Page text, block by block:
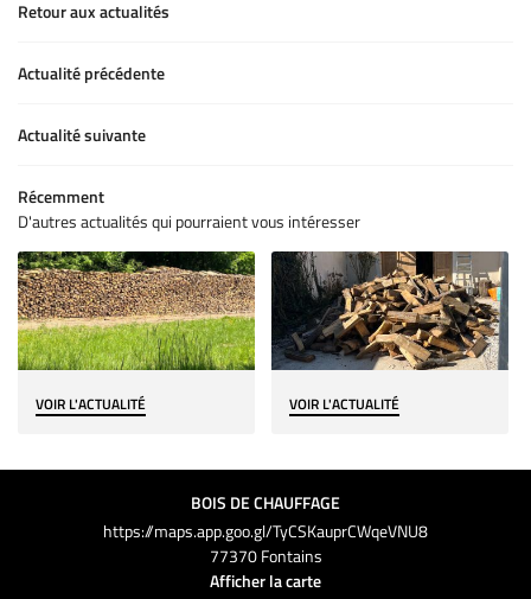
Retour aux actualités
Actualité précédente
Actualité suivante
Récemment
D'autres actualités qui pourraient vous intéresser
VOIR L'ACTUALITÉ VOIR L'ACTUALITÉ
BOIS DE CHAUFFAGE
https://maps.app.goo.gl/TyCSKauprCWqeVNU8
77370 Fontains
Afficher la carte